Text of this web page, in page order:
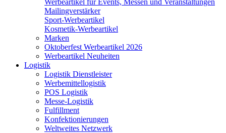
Werbeartikel für Events, Messen und Veranstaltungen
Mailingverstärker
Sport-Werbeartikel
Kosmetik-Werbeartikel
Marken
Oktoberfest Werbeartikel 2026
Werbeartikel Neuheiten
Logistik
Logistik Dienstleister
Werbemittellogistik
POS Logistik
Messe-Logistik
Fulfillment
Konfektionierungen
Weltweites Netzwerk